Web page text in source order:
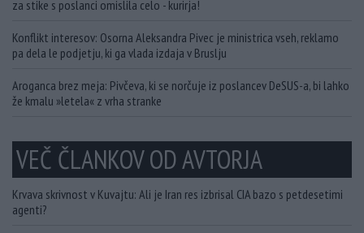
za stike s poslanci omislila celo - kurirja!
Konflikt interesov: Osorna Aleksandra Pivec je ministrica vseh, reklamo
pa dela le podjetju, ki ga vlada izdaja v Bruslju
Aroganca brez meja: Pivčeva, ki se norčuje iz poslancev DeSUS-a, bi lahko
že kmalu »letela« z vrha stranke
VEČ ČLANKOV OD AVTORJA
Krvava skrivnost v Kuvajtu: Ali je Iran res izbrisal CIA bazo s petdesetimi
agenti?